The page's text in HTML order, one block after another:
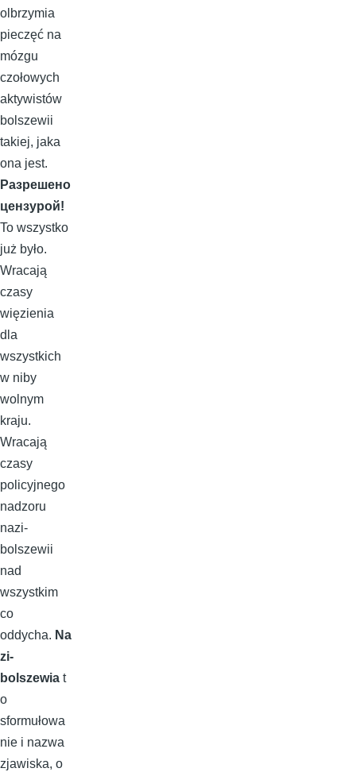
olbrzymia
pieczęć na
mózgu
czołowych
aktywistów
bolszewii
takiej, jaka
ona jest.
Разрешено
цензурой!
To wszystko
już było.
Wracają
czasy
więzienia
dla
wszystkich
w niby
wolnym
kraju.
Wracają
czasy
policyjnego
nadzoru
nazi-
bolszewii
nad
wszystkim
co
oddycha. Na
zi-
bolszewia t
o
sformułowa
nie i nazwa
zjawiska, o